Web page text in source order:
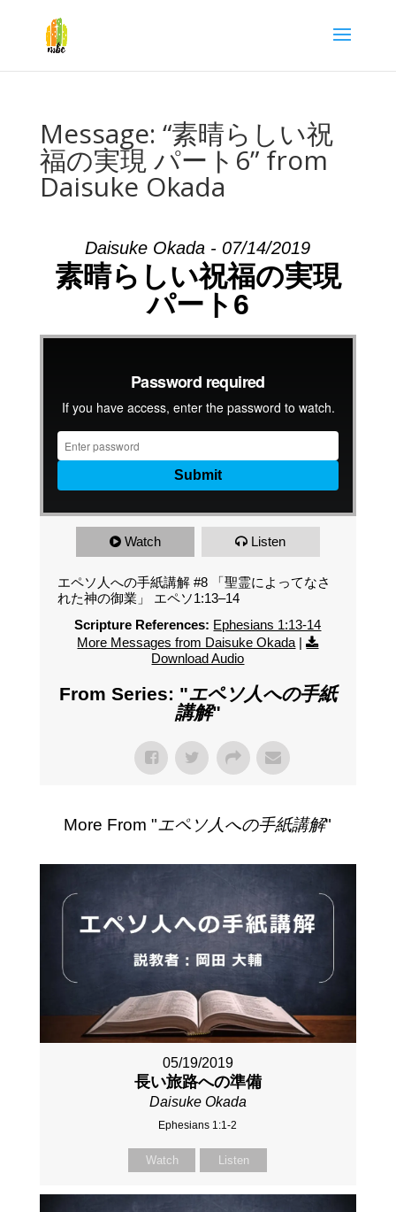
Message: “素晴らしい祝
福の実現 パート6” from
Daisuke Okada
Daisuke Okada - 07/14/2019
素晴らしい祝福の実現
パート6
Watch Listen
エペソ人への手紙講解 #8 「聖霊によってなさ
れた神の御業」 エペソ1:13–14
Scripture References: Ephesians 1:13-14
More Messages from Daisuke Okada |
Download Audio
From Series: "エペソ人への手紙
講解"
More From "エペソ人への手紙講解"
05/19/2019
長い旅路への準備
Daisuke Okada
Ephesians 1:1-2
Watch Listen